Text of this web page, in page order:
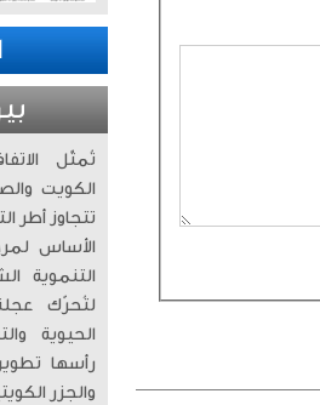
تُمثّل
الكويت
تتجاوز أطر
الأساس
التنموية
لتُحرّك
الحيوية
رأسها
والجزر